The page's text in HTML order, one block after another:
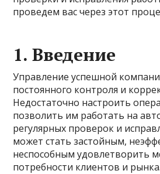
проведем вас через этот
1. Введение
Управление успешной
постоянного контроля и
Недостаточно настроить
позволить им работать на
регулярных проверок и
может стать застойным,
неспособным удовлетворить
потребности клиентов и рынка.